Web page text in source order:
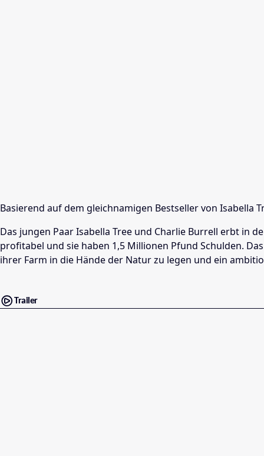
Basierend auf dem gleichnamigen Bestseller von
Das jungen Paar Isabella Tree und Charlie Burrell erbt in
profitabel und sie haben 1,5 Millionen Pfund Schulden.
ihrer Farm in die Hände der Natur zu legen und ein
Trailer